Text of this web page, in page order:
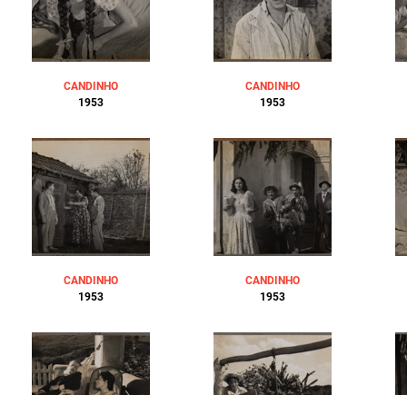
CANDINHO
1953
CANDINHO
1953
CANDINHO
1953
CANDINHO
1953